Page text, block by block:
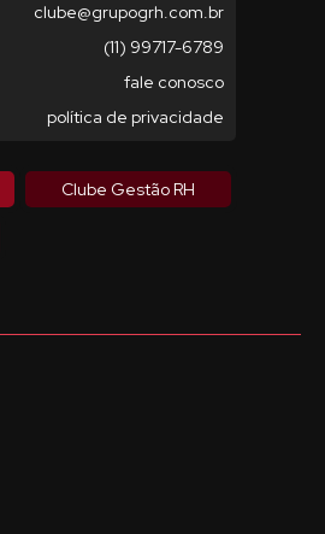
clube@grupogrh.com.br
(11) 99717-6789
fale conosco
política de privacidade
Clube Gestão RH